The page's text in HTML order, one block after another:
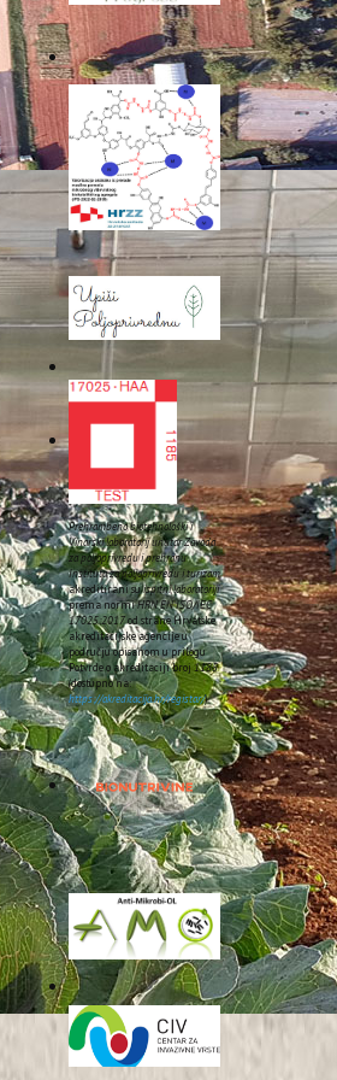
Prehrambeno biotehnološki i
Vinarski laboratorij unutar Zavoda
za poljoprivredu i prehranu
Instituta za poljoprivredu i turizam
akreditirani suispitni laboratoriji
prema normiHRN EN ISO/IEC
17025:2017od strane Hrvatske
akreditacijske agencije u
području opisanom u prilogu
Potvrde o akreditaciji broj 1185
(dostupno na:
https://akreditacija.hr/registar/).